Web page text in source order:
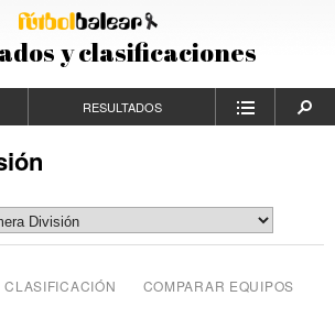
y clasificaciones
RESULTADOS
CLASIFICACIÓN COMPARAR EQUIPOS